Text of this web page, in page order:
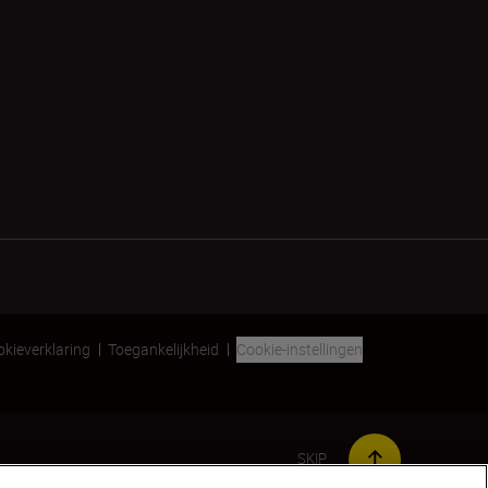
Toegankelijkheid
Cookie-instellingen
SKIP